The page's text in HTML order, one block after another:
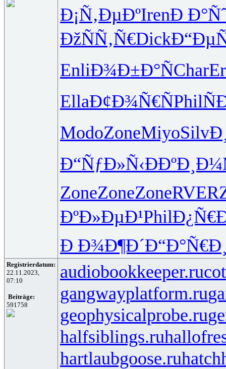
Ð¡Ñ‚ÐµÐºIrenÐ
ÐžÑÑ‚Ñ€Dick
EnliÐ¾Ð±Ð°ÑChar
EllaÐ¢Ð¾Ñ€ÑPhil
ModoZoneMiyoSilv
Ð“ÑƒÐ»Ñ‹ÐÐºÐ¸Ð¼
ZoneZoneZoneRVER
ÐºÐ»ÐµÐ¹Phil
Ð Ð¾Ð¶Ð´
Registrierdatum:
22.11.2023,
07:10
Beiträge:
591758
audiobookkeeper.ru
gangwayplatform.ru
geophysicalprobe.ru
halfsiblings.ru
hartlaubgoose.ru